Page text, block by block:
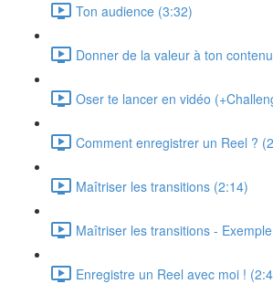
Ton audience (3:32)
Donner de la valeur à ton
Oser te lancer en vidéo
Comment enregistrer un Reel ?
Maîtriser les transitions (2:14)
Maîtriser les transitions -
Enregistre un Reel avec moi !